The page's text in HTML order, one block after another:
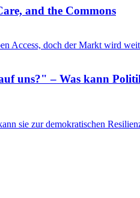
and the Commons
Access, doch der Markt wird
uns?" – Was kann
sie zur demokratischen